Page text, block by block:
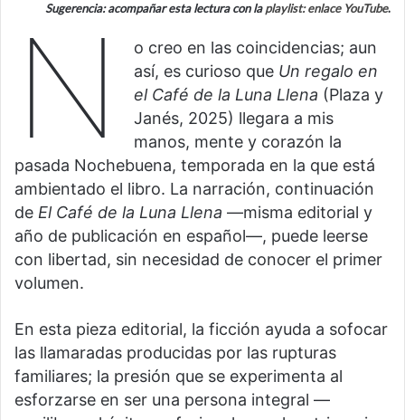
Sugerencia: acompañar esta lectura con laplaylist: enlace YouTube.
N
o creo en las coincidencias; aun
así, es curioso que Un regalo en
el Café de la Luna Llena (Plaza y
Janés, 2025) llegara a mis
manos, mente y corazón la
pasada Nochebuena, temporada en la que está
ambientado el libro. La narración, continuación
de El Café de la Luna Llena —misma editorial y
año de publicación en español—, puede leerse
con libertad, sin necesidad de conocer el primer
volumen.
En esta pieza editorial, la ficción ayuda a sofocar
las llamaradas producidas por las rupturas
familiares; la presión que se experimenta al
esforzarse en ser una persona integral —